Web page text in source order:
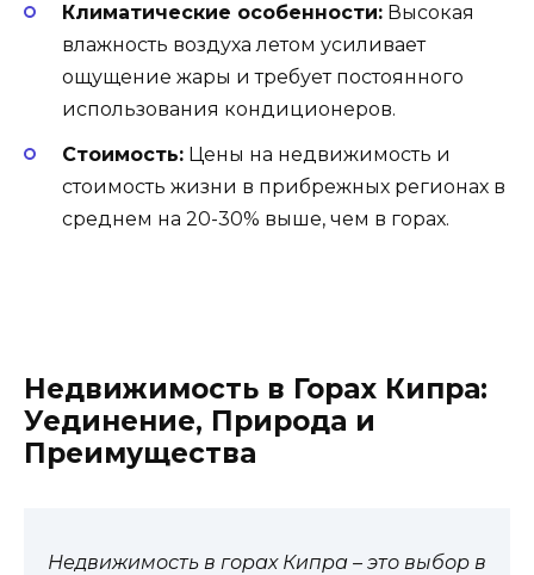
Климатические особенности: Высокая
влажность воздуха летом усиливает
ощущение жары и требует постоянного
использования кондиционеров.
Стоимость: Цены на недвижимость и
стоимость жизни в прибрежных регионах в
среднем на 20-30% выше, чем в горах.
Недвижимость в Горах Кипра:
Уединение, Природа и
Преимущества
Недвижимость в горах Кипра – это выбор в